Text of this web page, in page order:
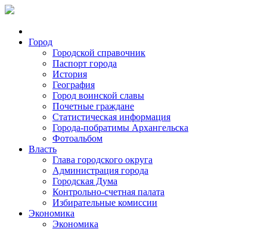
Город
Городской справочник
Паспорт города
История
География
Город воинской славы
Почетные граждане
Статистическая информация
Города-побратимы Архангельска
Фотоальбом
Власть
Глава городского округа
Администрация города
Городская Дума
Контрольно-счетная палата
Избирательные комиссии
Экономика
Экономика